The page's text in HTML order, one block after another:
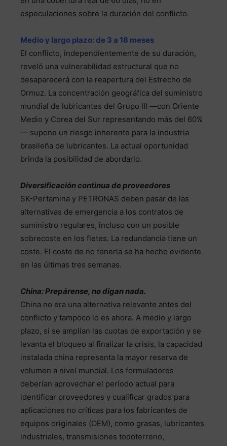
especulaciones sobre la duración del conflicto.
Medio y largo plazo: de 3 a 18 meses
El conflicto, independientemente de su duración,
reveló una vulnerabilidad estructural que no
desaparecerá con la reapertura del Estrecho de
Ormuz. La concentración geográfica del suministro
mundial de lubricantes del Grupo III —con Oriente
Medio y Corea del Sur representando más del 60%
— supone un riesgo inherente para la industria
brasileña de lubricantes. La actual oportunidad
brinda la posibilidad de abordarlo.
Diversificación continua de proveedores
SK-Pertamina y PETRONAS deben pasar de las
alternativas de emergencia a los contratos de
suministro regulares, incluso con un posible
sobrecoste en los fletes. La redundancia tiene un
coste. El coste de no tenerla se ha hecho evidente
en las últimas tres semanas.
China: Prepárense, no digan nada.
China no era una alternativa relevante antes del
conflicto y tampoco lo es ahora. A medio y largo
plazo, si se amplían las cuotas de exportación y se
levanta el bloqueo al finalizar la crisis, la capacidad
instalada china representa la mayor reserva de
volumen a nivel mundial. Los formuladores
deberían aprovechar el período actual para
identificar proveedores y cualificar grados para
aplicaciones no críticas para los fabricantes de
equipos originales (OEM), como grasas, lubricantes
industriales, transmisiones todoterreno,